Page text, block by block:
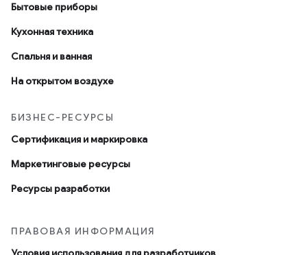
Бытовые приборы
Кухонная техника
Спальня и ванная
На открытом воздухе
БИЗНЕС-РЕСУРСЫ
Сертификация и маркировка
Маркетинговые ресурсы
Ресурсы разработки
ПРАВОВАЯ ИНФОРМАЦИЯ